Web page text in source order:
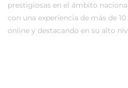
prestigiosas en el ámbito
con una experiencia de más de
online y destacando en su alto